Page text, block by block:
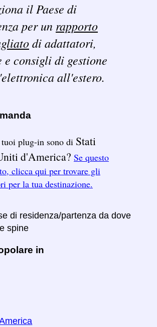
il Paese di
per un rapporto
di adattatori,
e consigli di gestione
all'estero.
plug-in sono di Stati
d'America? Se questo
clicca qui per trovare gli
per la tua destinazione.
di residenza/partenza da dove
spine
in